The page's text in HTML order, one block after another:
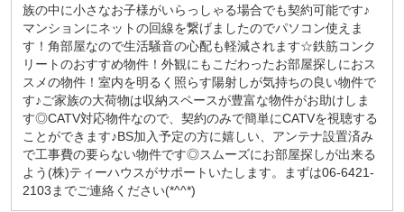
族の中に小さなお子様がいらっしゃる場合でも契約可能です♪
マンションにネットの回線を繋げましたのでパソコン使えま
す！角部屋なので生活騒音の心配も軽減されます☆鉄筋コンク
リートのおすすめ物件！外観にもこだわったお部屋探しにおス
スメの物件！室内を明るく照らす陽射しが気持ちの良い物件で
す♪ご家族の大荷物は収納スペースが豊富な物件がお助けしま
す◎CATV対応物件なので、契約のみで簡単にCATVを視聴する
ことができます♪BS加入予定の方に嬉しい、アンテナ設置済み
で工事費の要らない物件です◎スムーズにお部屋探しが出来る
よう(株)ティーハウスがサポートいたします。まずは06-6421-
2103までご連絡ください(*^^*)